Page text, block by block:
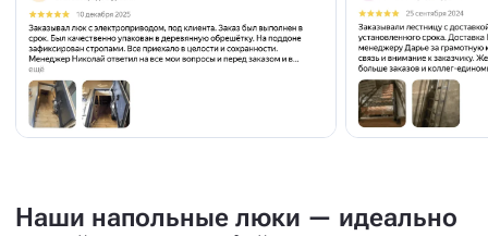
Наши напольные люки — идеально